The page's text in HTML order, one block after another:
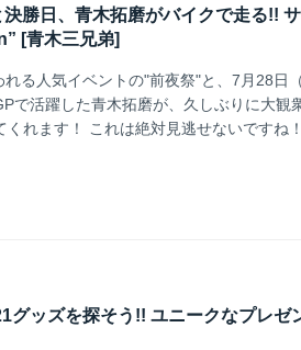
勝日、青木拓磨がバイクで走る!!
[青木三兄弟]
る人気イベントの"前夜祭"と、7月28日
で活躍した青木拓磨が、久しぶりに大観
れます！ これは絶対見逃せないですね！
ッズを探そう!! ユニークなプレゼ